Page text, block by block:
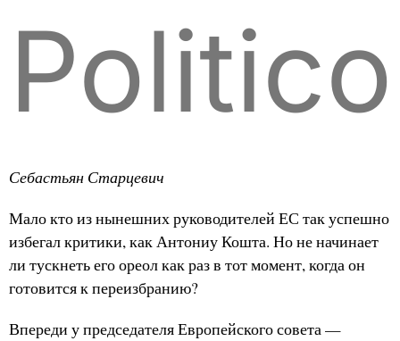
Politico
Себастьян Старцевич
Мало кто из нынешних руководителей ЕС так успешно
избегал критики, как Антониу Кошта. Но не начинает
ли тускнеть его ореол как раз в тот момент, когда он
готовится к переизбранию?
Впереди у председателя Европейского совета —